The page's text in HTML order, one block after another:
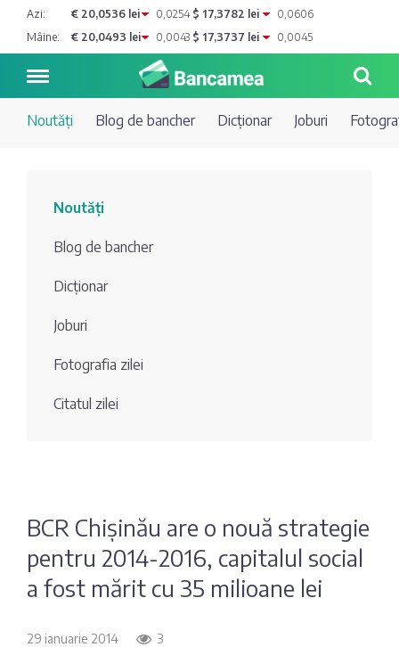
Azi: € 20,0536 lei 0,0254 $ 17,3782 lei
0,0606
Mâine:
€ 20,0493 lei 0,0043 $ 17,3737 lei 0,0045
bancher
Joburi
Fotografia
Depozite
Comerțbank
Energbank
Maib
întrebare?
Sondaj
Noutăți Blog de bancher Dicționar Joburi
Noutăți
Blog de bancher
Dicționar
Joburi
Fotografia zilei
Citatul zilei
BCR Chișinău are o nouă strategie
pentru 2014-2016, capitalul social
a fost mărit cu 35 milioane lei
29 ianuarie 2014 3